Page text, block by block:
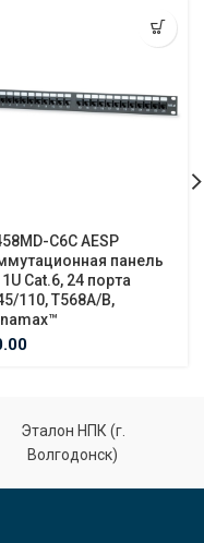
C6C AESP
панель
1U Cat.6, 24 порта
110, T568A/B,
Эталон НПК (г.
Волгодонск)